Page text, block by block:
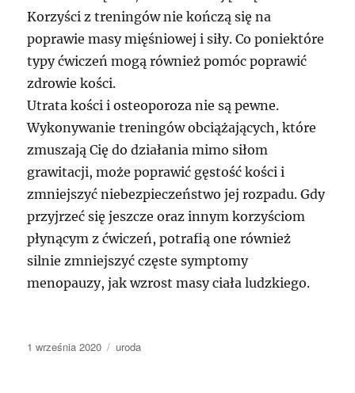
Korzyści z treningów nie kończą się na
poprawie masy mięśniowej i siły. Co poniektóre
typy ćwiczeń mogą również pomóc poprawić
zdrowie kości.
Utrata kości i osteoporoza nie są pewne.
Wykonywanie treningów obciążających, które
zmuszają Cię do działania mimo siłom
grawitacji, może poprawić gęstość kości i
zmniejszyć niebezpieczeństwo jej rozpadu. Gdy
przyjrzeć się jeszcze oraz innym korzyściom
płynącym z ćwiczeń, potrafią one również
silnie zmniejszyć częste symptomy
menopauzy, jak wzrost masy ciała ludzkiego.
Data
1 września 2020 Kategorie
uroda